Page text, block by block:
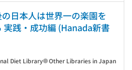
日本人は世界一の楽園を
実践・成功編 (Hanada新書
Diet Library Other Libraries in Japan